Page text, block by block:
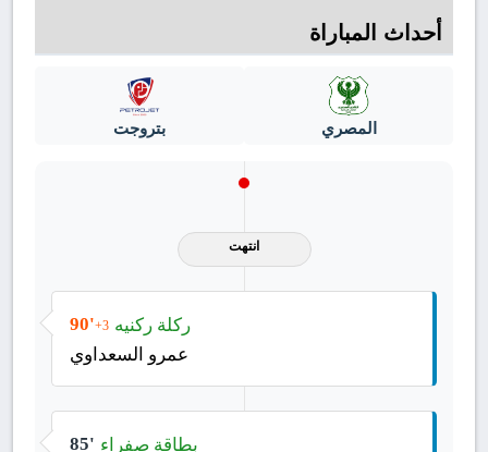
أحداث المباراة
المصري بتروجت
انتهت
90'+3 ركلة ركنيه
عمرو السعداوي
85' بطاقة صفراء